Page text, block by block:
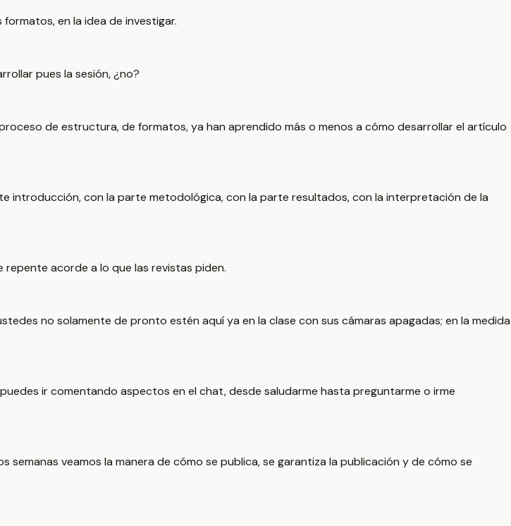
en la idea de investigar.
pues la sesión, ¿no?
de estructura, de formatos, ya han aprendido más o menos a cómo desarrollar el artículo
introducción, con la parte metodológica, con la parte resultados, con la interpretación de la
acorde a lo que las revistas piden.
no solamente de pronto estén aquí ya en la clase con sus cámaras apagadas; en la medida
ir comentando aspectos en el chat, desde saludarme hasta preguntarme o irme
veamos la manera de cómo se publica, se garantiza la publicación y de cómo se